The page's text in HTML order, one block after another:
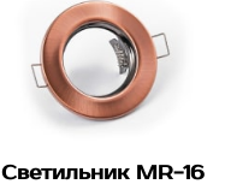
Светильник MR-16